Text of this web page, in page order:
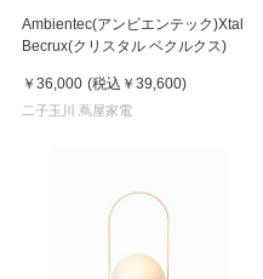
Ambientec(アンビエンテック)Xtal
Becrux(クリスタル ベクルクス)
￥36,000 (税込 ￥39,600)
二子玉川 蔦屋家電